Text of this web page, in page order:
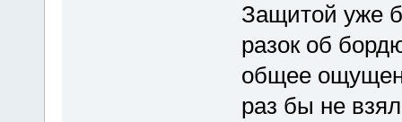
Защитой уже
разок об
общее
раз бы не